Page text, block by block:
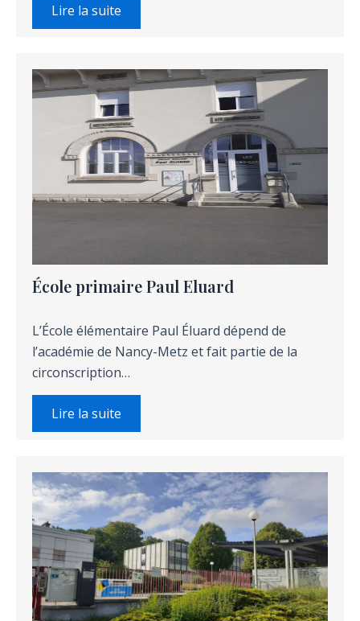
Lire la suite
École primaire Paul Eluard
L’École élémentaire Paul Éluard dépend de
l’académie de Nancy-Metz et fait partie de la
circonscription…
Lire la suite